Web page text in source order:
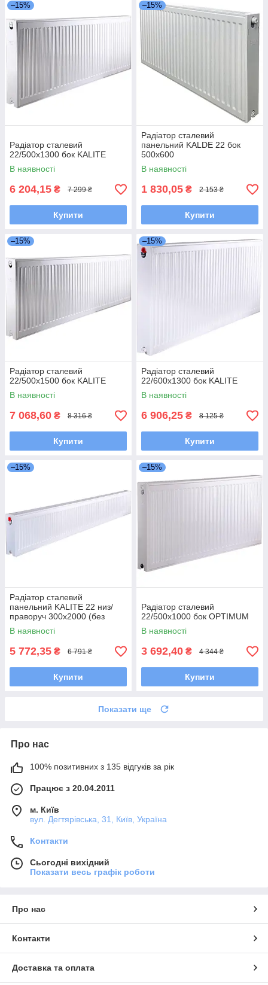
–15%
Радіатор сталевий
22/500х1300 бок KALITE
В наявності
6 204,15 ₴ 7 299 ₴
Купити
–15%
Радіатор сталевий
панельний KALDE 22 бок
500x600
В наявності
1 830,05 ₴ 2 153 ₴
Купити
–15%
Радіатор сталевий
22/500х1500 бок KALITE
В наявності
7 068,60 ₴ 8 316 ₴
Купити
–15%
Радіатор сталевий
22/600х1300 бок KALITE
В наявності
6 906,25 ₴ 8 125 ₴
Купити
–15%
Радіатор сталевий
панельний KALITE 22 низ/
праворуч 300х2000 (без
INNER)
В наявності
5 772,35 ₴ 6 791 ₴
Купити
–15%
Радіатор сталевий
22/500х1000 бок OPTIMUM
В наявності
3 692,40 ₴ 4 344 ₴
Купити
Показати ще
Про нас
100% позитивних з 135 відгуків за рік
Працює з 20.04.2011
м. Київ
вул. Дегтярівська, 31, Київ, Україна
Контакти
Сьогодні вихідний
Показати весь графік роботи
Про нас
Контакти
Доставка та оплата